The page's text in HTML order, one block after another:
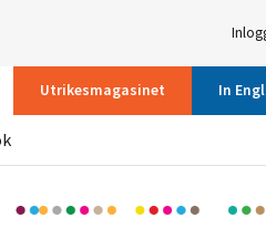
Utrikesmagasinet In